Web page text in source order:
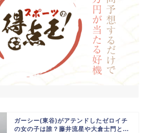
ガーシー(東谷)がアテンドしたゼロイチ
の女の子は誰？藤井流星や大倉士門と...